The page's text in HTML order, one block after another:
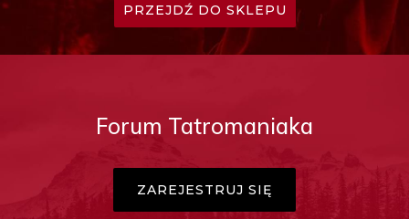
PRZEJDŹ DO SKLEPU
Forum Tatromaniaka
ZAREJESTRUJ SIĘ